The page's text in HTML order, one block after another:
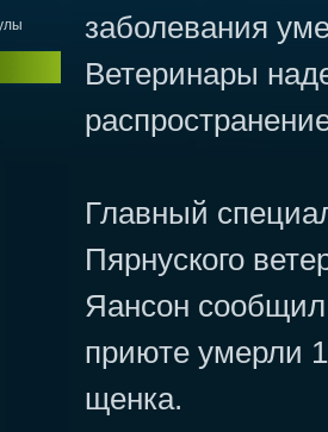
заболевания
Ветеринары
Главный
Пярнуского
Яансон
приюте умерли
щенка.